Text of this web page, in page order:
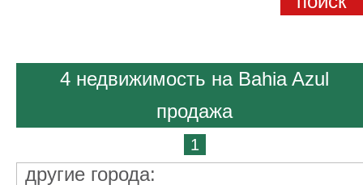
4 недвижимость на Bahia Azul
продажа
1
другие города: